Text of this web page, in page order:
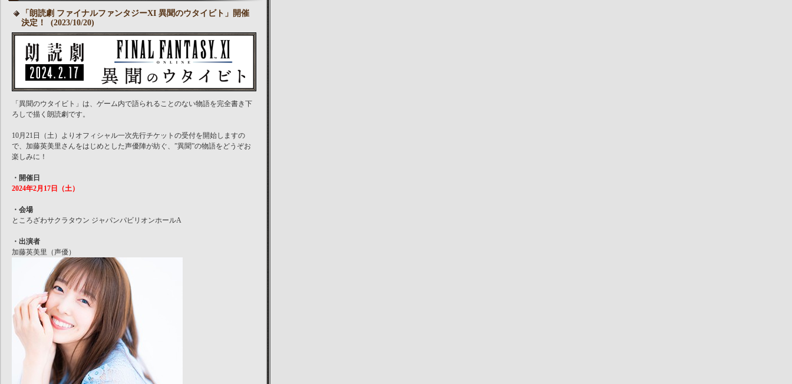
「朗読劇 ファイナルファンタジーXI 異聞のウタイビト」開催
決定！ (2023/10/20)
「異聞のウタイビト」は、ゲーム内で語られることのない物語を完全書き下
ろしで描く朗読劇です。
10月21日（土）よりオフィシャル一次先行チケットの受付を開始しますの
で、加藤英美里さんをはじめとした声優陣が紡ぐ、”異聞”の物語をどうぞお
楽しみに！
・開催日
2024年2月17日（土）
・会場
ところざわサクラタウン ジャパンパビリオンホールA
・出演者
加藤英美里（声優）